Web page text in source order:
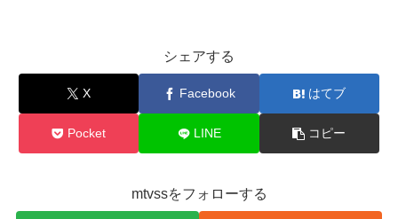
シェアする
X Facebook はてブ
Pocket LINE コピー
mtvssをフォローする